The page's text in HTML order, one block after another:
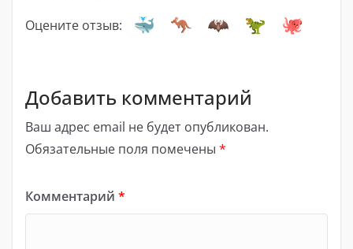
Оцените отзыв:
Добавить комментарий
Ваш адрес email не будет опубликован.
Обязательные поля помечены *
Комментарий *